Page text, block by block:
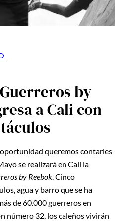
by
a Cali con
oportunidad queremos contarles
se realizará en Cali la
by Reebok . Cinco
agua y barro que se ha
de 60.000 guerreros en
número 32, los caleños vivirán